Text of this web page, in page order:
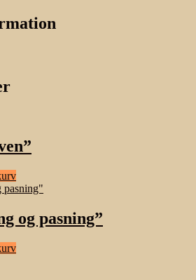
og pasning”